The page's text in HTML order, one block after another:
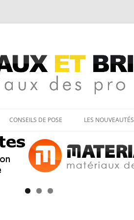
au
CONSEILS DE POSE LES NOUVEAUTÉS